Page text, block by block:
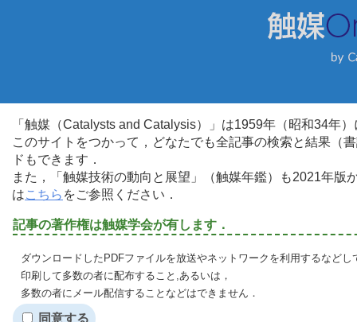
「触媒（Catalysts and Catalysis）」は1959年（昭和34年
このサイトをつかって，どなたでも全記事の検索と結果（
ドもできます．
また，「触媒技術の動向と展望」（触媒年鑑）も2021年
はこちら をご参照ください．
記事の著作権は触媒学会が有します．
ダウンロードしたPDFファイルを放送やネットワークを利用するなど
印刷して多数の者に配布すること,あるいは，
多数の者にメール配信することなどはできません．
同意する